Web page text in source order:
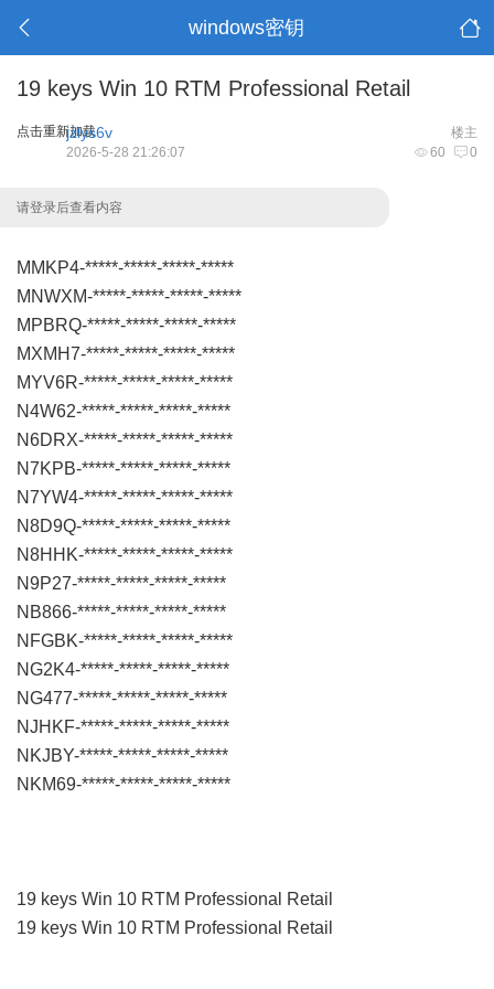
windows密钥
19 keys Win 10 RTM Professional Retail
点击重新加载 楼主
jzlys6v
60 0
2026-5-28 21:26:07
请登录后查看内容
MMKP4-*****-*****-*****-*****
MNWXM-*****-*****-*****-*****
MPBRQ-*****-*****-*****-*****
MXMH7-*****-*****-*****-*****
MYV6R-*****-*****-*****-*****
N4W62-*****-*****-*****-*****
N6DRX-*****-*****-*****-*****
N7KPB-*****-*****-*****-*****
N7YW4-*****-*****-*****-*****
N8D9Q-*****-*****-*****-*****
N8HHK-*****-*****-*****-*****
N9P27-*****-*****-*****-*****
NB866-*****-*****-*****-*****
NFGBK-*****-*****-*****-*****
NG2K4-*****-*****-*****-*****
NG477-*****-*****-*****-*****
NJHKF-*****-*****-*****-*****
NKJBY-*****-*****-*****-*****
NKM69-*****-*****-*****-*****
19 keys Win 10 RTM Professional Retail
19 keys Win 10 RTM Professional Retail